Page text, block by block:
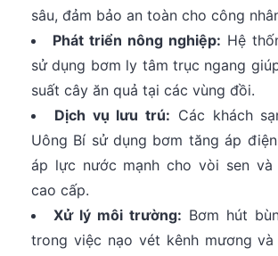
sâu, đảm bảo an toàn cho công
Phát triển nông nghiệp: Hệ
sử dụng bơm ly tâm trục ngang
suất cây ăn quả tại các vùng đồi.
Dịch vụ lưu trú: Các khách
Uông Bí sử dụng bơm tăng áp
áp lực nước mạnh cho vòi sen
cao cấp.
Xử lý môi trường: Bơm hút
trong việc nạo vét kênh mương